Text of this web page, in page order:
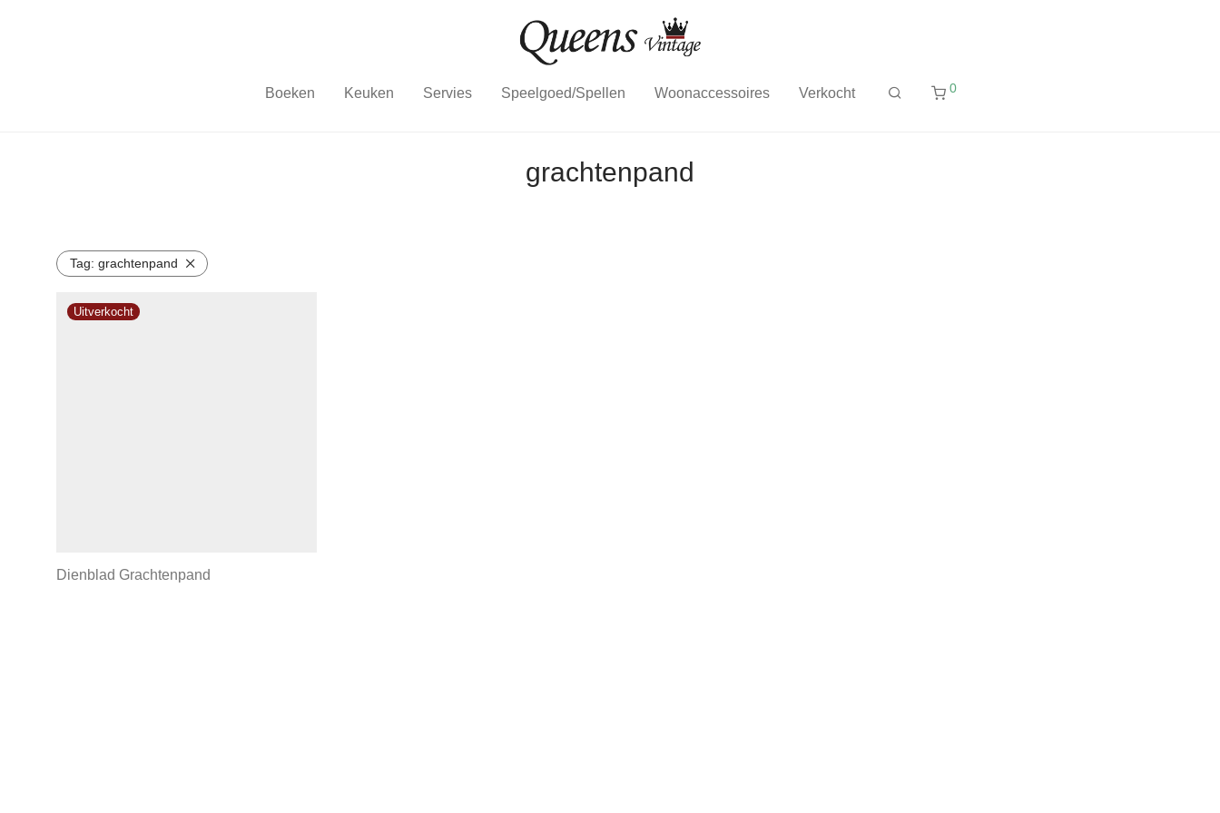
Boeken Keuken Servies Speelgoed/Spellen Woonaccessoires Verkocht 0
grachtenpand
Tag: grachtenpand
Dienblad Grachtenpand